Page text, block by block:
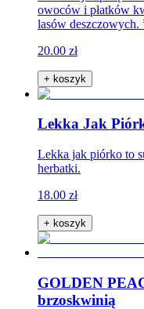
owoców i płatków
lasów deszczowych.
20.00 zł
+ koszyk
Lekka Jak
Lekka jak piórko to
herbatki.
18.00 zł
+ koszyk
GOLDEN
brzoskwinią